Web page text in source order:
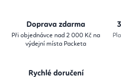
Doprava zdarma
Při objednávce nad 2 000 Kč na
výdejní místa Packeta
Rychlé doručení